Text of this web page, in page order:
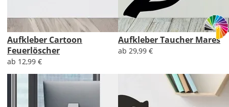
Aufkleber Cartoon
Feuerlöscher
ab 12,99 €
Aufkleber Taucher Mares
ab 29,99 €